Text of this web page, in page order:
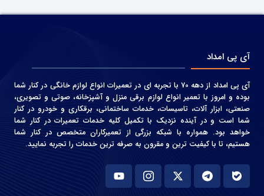
آی پی امداد
آی پی امداد از دهه 70 با تجربه ای در تعمیرات انواع لوازم خانگی در کنار شما
بوده و امروز با تعمیر انواع لوازم برقی منزل و آشپزخانه، صوتی و‌ تصویری،
صنعتی، ابزار آلات، تاسیسات، خدمات ساختمانی، برقکاری و خودرو در کنار
شما است و در آینده نزدیک با تکمیل کلیه خدمات تعمیرات در کنار شما
خواهد بود. همواره با شبکه بزرگی از تعمیرکاران متخصص در کنار شما
هستیم، تا با کیفیت ترین و مقرون به صرفه ترین خدمات را تجربه نمایید.